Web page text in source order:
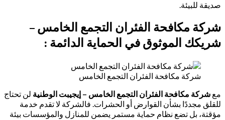
صديقة للبيئة.
شركة مكافحة الفئران التجمع الخامس –
شريكك الموثوق في الحماية الدائمة :
شركة مكافحة الفئران التجمع الخامس
مع شركة مكافحة الفئران التجمع الخامس – إيجيبت الوطنية لن تحتاج
للقلق مجددًا بشأن القوارض أو الحشرات. فالشركة لا تقدم خدمة
مؤقتة، بل تضع نظام حماية مستمر يضمن للمنازل والمؤسسات بيئة